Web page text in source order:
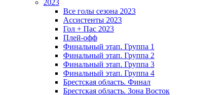
2023
Все голы сезона 2023
Ассистенты 2023
Гол + Пас 2023
Плей-офф
Финальный этап. Группа 1
Финальный этап. Группа 2
Финальный этап. Группа 3
Финальный этап. Группа 4
Брестская область. Финал
Брестская область. Зона Восток